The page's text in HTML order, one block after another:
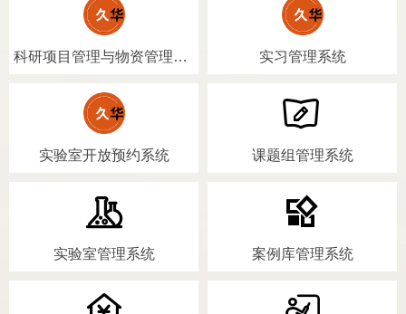
科研项目管理与物资管理系统 实习管理系统
实验室开放预约系统 课题组管理系统
实验室管理系统 案例库管理系统